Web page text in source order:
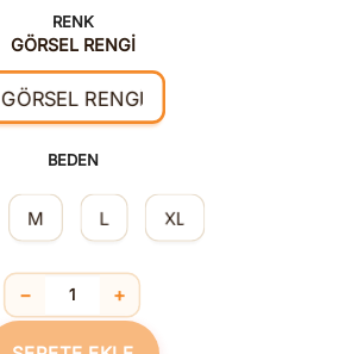
RENK
GÖRSEL RENGİ
GÖRSEL RENGİ
BEDEN
M L XL
Fantezi Ekose Etekli Kostüm Takımı
− +